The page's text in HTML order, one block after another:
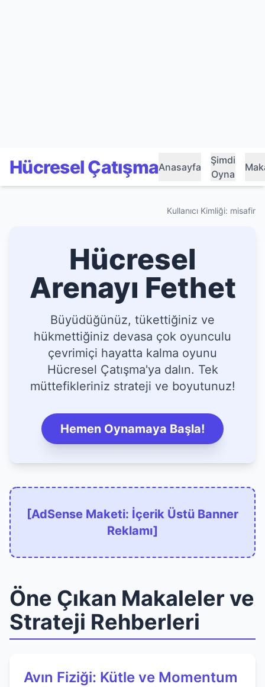
Hücresel ÇatışmaAnasayfa
Şimdi
Oyna
Kullanıcı Kimliği: misafir
Hücresel
Arenayı Fethet
Büyüdüğünüz, tükettiğiniz ve
hükmettiğiniz devasa çok oyunculu
çevrimiçi hayatta kalma oyunu
Hücresel Çatışma'ya dalın. Tek
müttefikleriniz strateji ve boyutunuz!
Hemen Oynamaya Başla!
[AdSense Maketi: İçerik Üstü Banner
Reklamı]
Öne Çıkan Makaleler ve
Strateji Rehberleri
Avın Fiziği: Kütle ve Momentum